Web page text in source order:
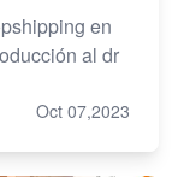
en
al dr
Oct 07,2023